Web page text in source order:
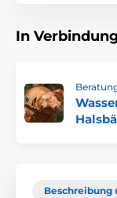
In
Beschreibung